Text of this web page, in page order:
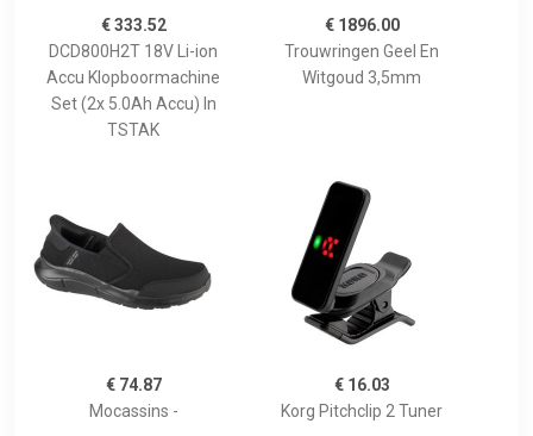
€ 333.52
DCD800H2T 18V Li-ion
Accu Klopboormachine
Set (2x 5.0Ah Accu) In
TSTAK
€ 1896.00
Trouwringen Geel En
Witgoud 3,5mm
€ 74.87
Mocassins -
€ 16.03
Korg Pitchclip 2 Tuner